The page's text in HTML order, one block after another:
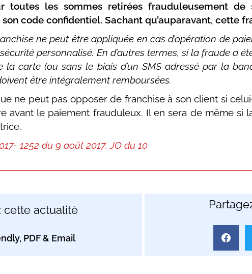
toutes les sommes retirées frauduleusement
code confidentiel. Sachant qu’auparavant, cette
ne peut être appliquée en cas d’opération de
personnalisé. En d’autres termes, si la fraude a
la carte (ou sans le biais d’un SMS adressé par la
être intégralement remboursées.
ne peut pas opposer de franchise à son client si
avant le paiement frauduleux. Il en sera de même si
1252 du 9 août 2017, JO du 10
cette actualité